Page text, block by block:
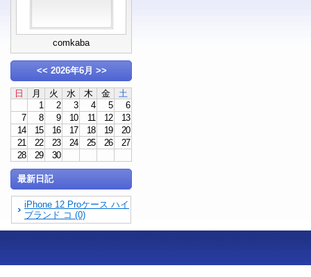
comkaba
<< 2026年6月 >>
日 月 火 水 木 金
土
1
2 3 4 5
6
7
8 9 10 11 12
13
14
15 16 17 18 19
20
21
22 23 24 25 26
27
28
29 30
最新日記
iPhone 12 Proケース ハイ
ブランド コ (0)